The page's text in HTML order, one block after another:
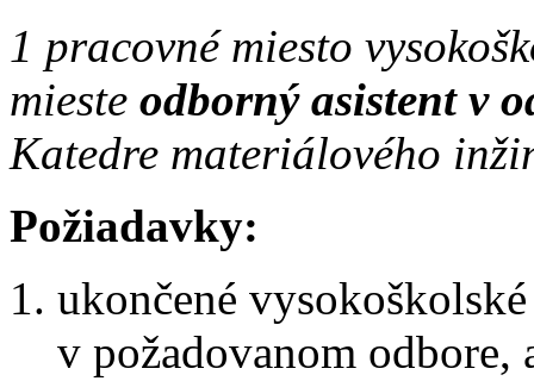
1 pracovné miesto
mieste odborný asistent v
Katedre materiálového
Požiadavky:
ukončené
v požadovanom